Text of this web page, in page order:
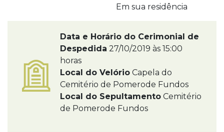
Em sua residência
Data e Horário do Cerimonial de
Despedida 27/10/2019 às 15:00
horas
Local do Velório Capela do
Cemitério de Pomerode Fundos
Local do Sepultamento Cemitério
de Pomerode Fundos